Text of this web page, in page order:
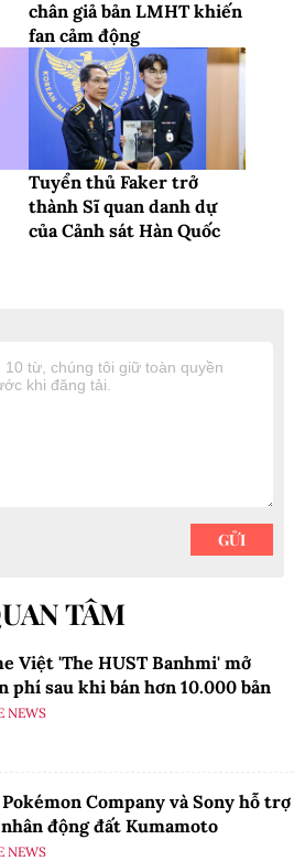
chân giả bản LMHT khiến
fan cảm động
Tuyển thủ Faker trở
thành Sĩ quan danh dự
của Cảnh sát Hàn Quốc
TÂM
Việt 'The HUST Banhmi' mở
phí sau khi bán hơn 10.000 bản
NEWS
Company và Sony hỗ trợ
động đất Kumamoto
NEWS